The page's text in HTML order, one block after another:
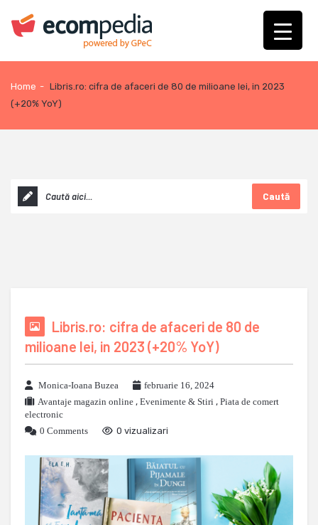
Home - Libris.ro: cifra de afaceri de 80 de milioane lei, in 2023
(+20% YoY)
Caută
Libris.ro: cifra de afaceri de 80 de
milioane lei, in 2023 (+20% YoY)
Monica-Ioana Buzea
februarie 16, 2024
Avantaje magazin online , Evenimente & Stiri , Piata de comert
electronic
0 Comments
0 vizualizari